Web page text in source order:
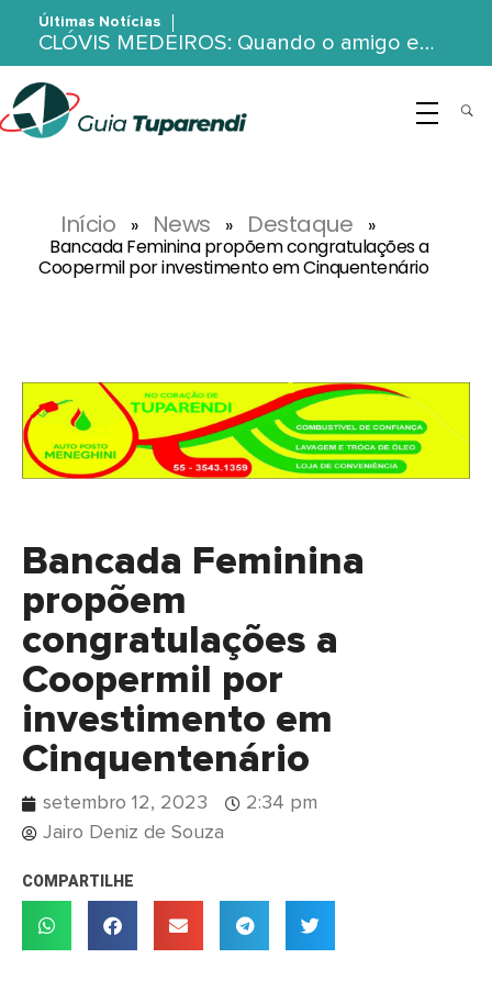
Últimas Notícias
CLÓVIS MEDEIROS: Quando o amigo e…
Início » News » Destaque
»
Bancada Feminina propõem congratulações a
Coopermil por investimento em Cinquentenário
Bancada Feminina
propõem
congratulações a
Coopermil por
investimento em
Cinquentenário
setembro 12, 2023
2:34 pm
Jairo Deniz de Souza
COMPARTILHE